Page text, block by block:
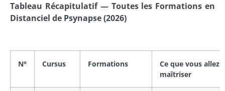
Tableau Récapitulatif — Toutes les Formations en
Distanciel de Psynapse (2026)
N° Cursus Formations
Ce que vous allez
maîtriser